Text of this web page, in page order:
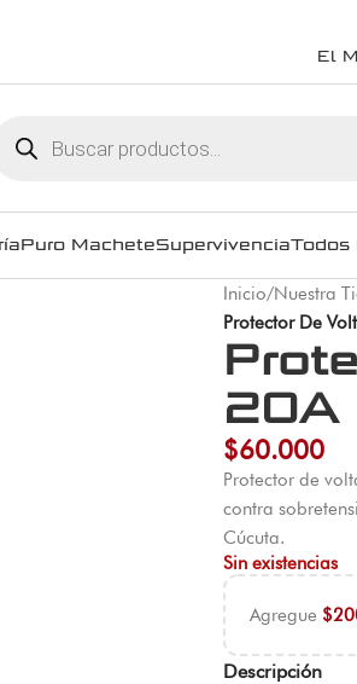
El
Puro MacheteSupervivenciaTodos
Inicio/Nuestra
Protector De
20A
$60.000
Protector de
contra
Cúcuta.
Sin existencias
Agregue $
Descripción